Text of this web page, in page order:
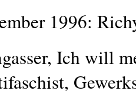
1996:
Ich will